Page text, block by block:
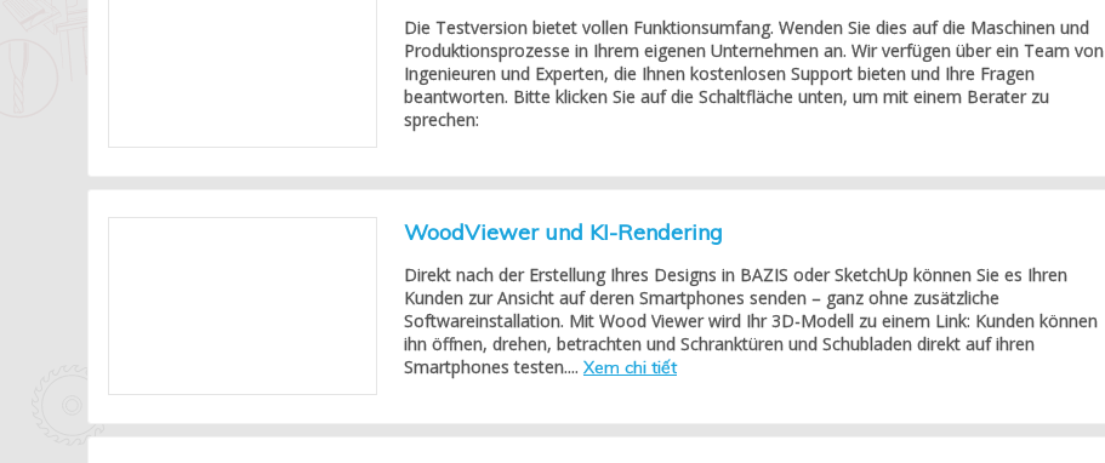
Die Testversion bietet vollen Funktionsumfang. Wenden Sie dies auf die Maschinen und
Produktionsprozesse in Ihrem eigenen Unternehmen an. Wir verfügen über ein Team von
Ingenieuren und Experten, die Ihnen kostenlosen Support bieten und Ihre Fragen
beantworten. Bitte klicken Sie auf die Schaltfläche unten, um mit einem Berater zu
sprechen:
WoodViewer und KI-Rendering
Direkt nach der Erstellung Ihres Designs in BAZIS oder SketchUp können Sie es Ihren
Kunden zur Ansicht auf deren Smartphones senden – ganz ohne zusätzliche
Softwareinstallation. Mit Wood Viewer wird Ihr 3D-Modell zu einem Link: Kunden können
ihn öffnen, drehen, betrachten und Schranktüren und Schubladen direkt auf ihren
Smartphones testen.... Xem chi tiết